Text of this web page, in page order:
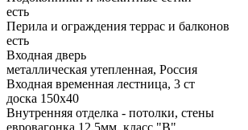
есть
Перила и ограждения террас и балконов
есть
Входная дверь
металлическая утепленная, Россия
Входная временная лестница, 3 ст
доска 150х40
Внутренняя отделка - потолки, стены